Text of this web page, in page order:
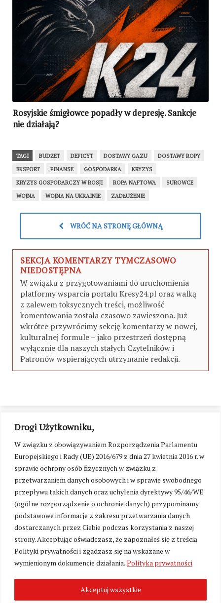
Drogi Użytkowniku,
W związku z obowiązywaniem Rozporządzenia Parlamentu
Europejskiego i Rady (UE) 2016/679 z dnia 27 kwietnia 2016 r. w
sprawie ochrony osób fizycznych w związku z
przetwarzaniem danych osobowych i w sprawie swobodnego
przepływu takich danych oraz uchylenia dyrektywy 95/46/WE
(ogólne rozporządzenie o ochronie danych) przypominamy
podstawowe informacje z zakresu przetwarzania danych
dostarczanych przez Ciebie podczas korzystania z naszej
strony. Akceptując oświadczasz, że zapoznałeś się z treścią
Polityki prywatności i zgadzasz się na wskazane w
wymienionym dokumencie działania. Polityka prywatności
Akceptuj wszystkie
Rosyjskie śmigłowce popadły w depresję. Sankcje
nie działają?
TAGI BUDŻET DEFICYT DOSTAWY GAZU
DOSTAWY ROPY
EKSPORT
FINANSE GOSPODARKA
KRYZYS
KRYZYS GOSPODARCZY W ROSJI
ROPA NAFTOWA
SUROWCE
WOJNA
WOJNA NA UKRAINIE ZADŁUŻENIE
WRÓĆ NA STRONĘ GŁÓWNĄ
SEKCJA KOMENTARZY TYMCZASOWO
NIEDOSTĘPNA
W związku z przygotowaniami do uruchomienia
platformy wsparcia portalu Kresy24.pl oraz walką
z zalewem toksycznych treści, możliwość
komentowania została czasowo zawieszona. Już
wkrótce przywrócimy sekcję komentarzy w nowej,
kulturalnej formule – jako przestrzeń dostępną
wyłącznie dla naszych stałych Czytelników i
Patronów wspierających utrzymanie redakcji.
Zmień ustawienia cookies
2026. Wszelkie Prawa Zastrzeżone.